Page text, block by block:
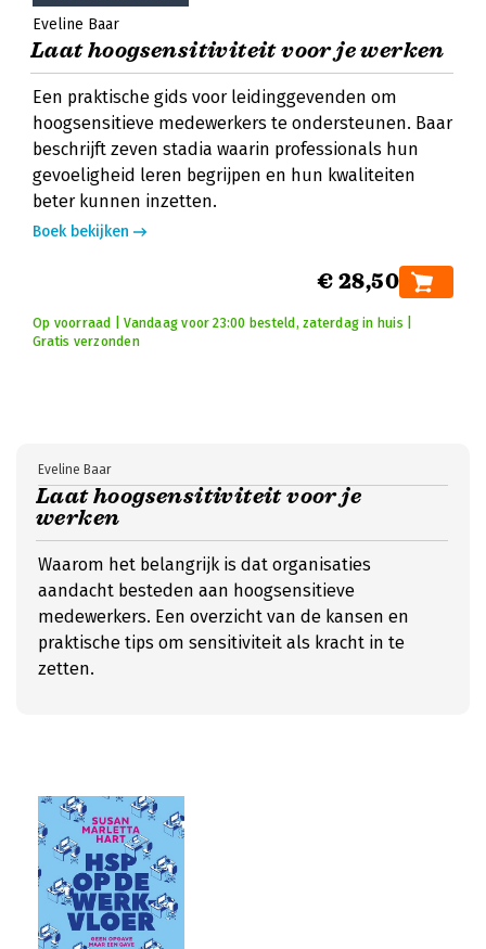
Eveline Baar
Laat hoogsensitiviteit voor je werken
Een praktische gids voor leidinggevenden om
hoogsensitieve medewerkers te ondersteunen. Baar
beschrijft zeven stadia waarin professionals hun
gevoeligheid leren begrijpen en hun kwaliteiten
beter kunnen inzetten.
Boek bekijken
€ 28,50
Op voorraad | Vandaag voor 23:00 besteld, zaterdag in huis |
Gratis verzonden
Laat hoogsensitiviteit voor je
werken
Eveline Baar
Waarom het belangrijk is dat organisaties
aandacht besteden aan hoogsensitieve
medewerkers. Een overzicht van de kansen en
praktische tips om sensitiviteit als kracht in te
zetten.